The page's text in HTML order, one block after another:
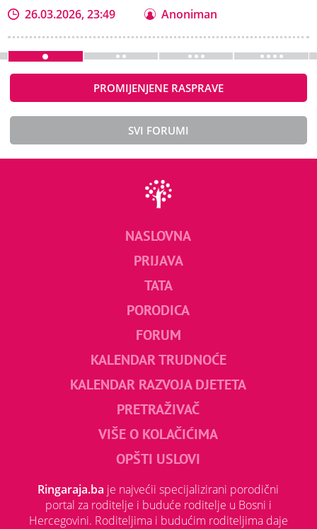
26.03.2026, 23:49 Anoniman
PROMIJENJENE RASPRAVE
SVI FORUMI
NASLOVNA
PRIJAVA
TATA
PORODICA
FORUM
KALENDAR TRUDNOĆE
KALENDAR RAZVOJA DJETETA
PRETRAŽIVAČ
VIŠE O KOLAČIĆIMA
OPŠTI USLOVI
Ringaraja.ba je najvećii specijalizirani porodični
portal za roditelje i buduće roditelje u Bosni i
Hercegovini. Roditeljima i budućim roditeljima daje